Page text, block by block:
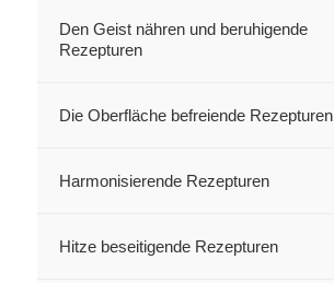
Den Geist nähren und beruhigende
Rezepturen
Die Oberfläche befreiende Rezepturen
Harmonisierende Rezepturen
Hitze beseitigende Rezepturen